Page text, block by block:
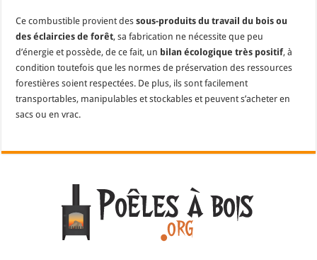
Ce combustible provient dessous-produits du travail du bois ou
des éclaircies de forêt, sa fabrication ne nécessite que peu
d’énergie et possède, de ce fait, un bilan écologique très positif, à
condition toutefois que les normes de préservation des ressources
forestières soient respectées. De plus, ils sont facilement
transportables, manipulables et stockables et peuvent s’acheter en
sacs ou en vrac.